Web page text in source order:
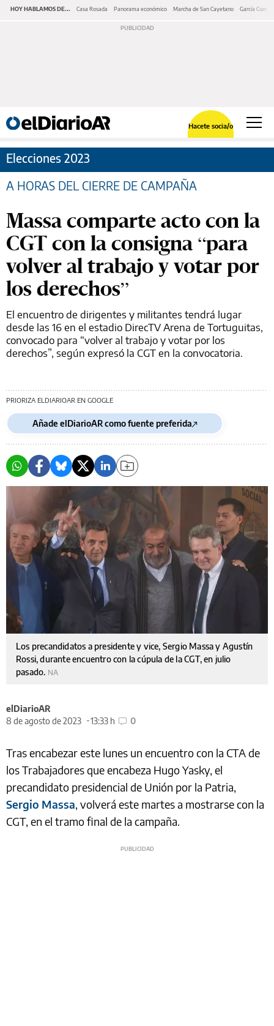
HOY HABLAMOS DE... Casa Rosada Panorama económico Marcha de San Cayetano García Cuerva
Hacete socia/o
Elecciones 2023
A HORAS DEL CIERRE DE CAMPAÑA
Massa comparte acto con la
CGT con la consigna “para
volver al trabajo y votar por
los derechos”
El encuentro de dirigentes y militantes tendrá lugar
desde las 16 en el estadio DirecTV Arena de Tortuguitas,
convocado para “volver al trabajo y votar por los
derechos”, según expresó la CGT en la convocatoria.
PRIORIZA ELDIARIOAR EN GOOGLE
Añade elDiarioAR como fuente preferida
Los precandidatos a presidente y vice, Sergio Massa y Agustín
Rossi, durante encuentro con la cúpula de la CGT, en julio
pasado. NA
elDiarioAR
8 de agosto de 2023
13:33 h 0
Tras encabezar este lunes un encuentro con la CTA de
los Trabajadores que encabeza Hugo Yasky, el
precandidato presidencial de Unión por la Patria,
Sergio Massa, volverá este martes a mostrarse con la
CGT, en el tramo final de la campaña.